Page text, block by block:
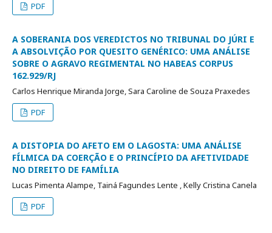
PDF
A SOBERANIA DOS VEREDICTOS NO TRIBUNAL DO JÚRI E
A ABSOLVIÇÃO POR QUESITO GENÉRICO: UMA ANÁLISE
SOBRE O AGRAVO REGIMENTAL NO HABEAS CORPUS
162.929/RJ
Carlos Henrique Miranda Jorge, Sara Caroline de Souza Praxedes
PDF
A DISTOPIA DO AFETO EM O LAGOSTA: UMA ANÁLISE
FÍLMICA DA COERÇÃO E O PRINCÍPIO DA AFETIVIDADE
NO DIREITO DE FAMÍLIA
Lucas Pimenta Alampe, Tainá Fagundes Lente , Kelly Cristina Canela
PDF